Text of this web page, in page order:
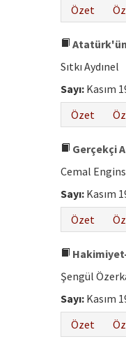
Özet
Sıtkı Aydınel
Sayı: Kasım
Özet
Gerçekçi
Cemal
Sayı: Kasım
Özet
Şengül
Sayı: Kasım
Özet